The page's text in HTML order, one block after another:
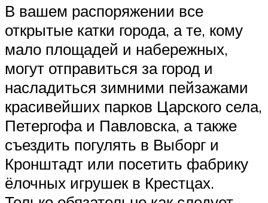
В вашем распоряжении все
открытые катки города, а те, кому
мало площадей и набережных,
могут отправиться за город и
насладиться зимними пейзажами
красивейших парков Царского села,
Петергофа и Павловска, а также
съездить погулять в Выборг и
Кронштадт или посетить фабрику
ёлочных игрушек в Крестцах.